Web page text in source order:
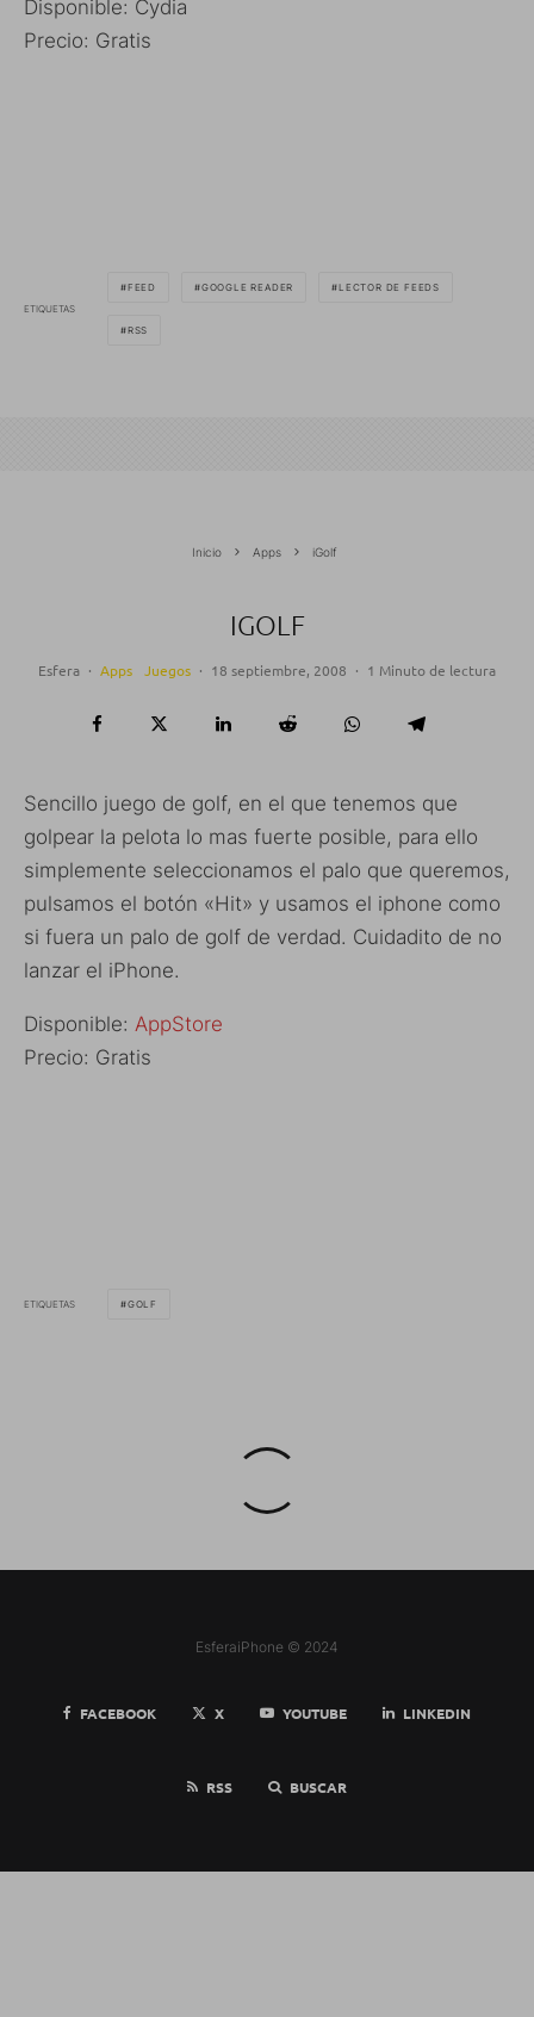
Disponible: Cydia
Precio: Gratis
ETIQUETAS
FEED GOOGLE READER LECTOR DE FEEDS
RSS
Inicio Apps iGolf
IGOLF
Esfera · Apps Juegos · 18 septiembre, 2008 · 1 Minuto de lectura
Sencillo juego de golf, en el que tenemos que
golpear la pelota lo mas fuerte posible, para ello
simplemente seleccionamos el palo que queremos,
pulsamos el botón «Hit» y usamos el iphone como
si fuera un palo de golf de verdad. Cuidadito de no
lanzar el iPhone.
Disponible: AppStore
Precio: Gratis
ETIQUETAS GOLF
EsferaiPhone © 2024
FACEBOOK X YOUTUBE LINKEDIN
RSS BUSCAR